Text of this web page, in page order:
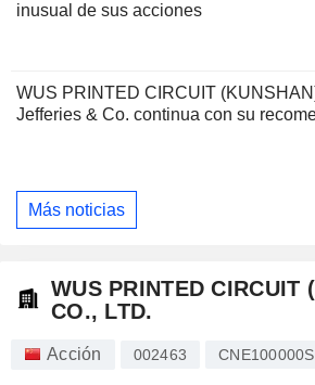
inusual de sus acciones
WUS PRINTED CIRCUIT
Jefferies & Co. continua con su
Más noticias
WUS PRINTED CIRCUIT
CO., LTD.
Acción 002463